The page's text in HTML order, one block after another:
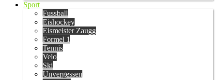
Sport
Fussball
Eishockey
Eismeister Zaugg
Formel 1
Tennis
Velo
Ski
Unvergessen